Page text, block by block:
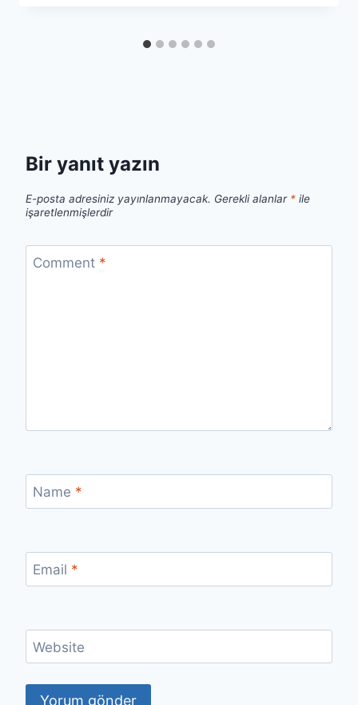
Bir yanıt yazın
E-posta adresiniz yayınlanmayacak. Gerekli alanlar * ile
işaretlenmişlerdir
Comment *
Name *
Email *
Website